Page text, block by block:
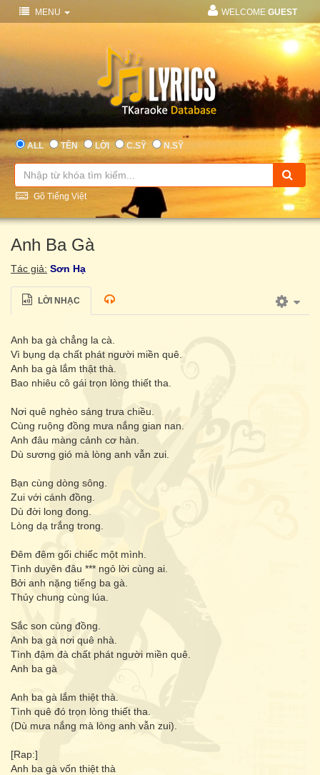
MENU WELCOME GUEST
ALL TÊN LỜI C.SỸ N.SỸ
Gõ Tiếng Việt
Anh Ba Gà
Tác giả: Sơn Hạ
LỜI NHẠC
Anh ba gà chẳng la cà.
Vì bụng dạ chất phát người miền quê.
Anh ba gà lắm thật thà.
Bao nhiêu cô gái trọn lòng thiết tha.
Nơi quê nghèo sáng trưa chiều.
Cùng ruộng đồng mưa nắng gian nan.
Anh đâu màng cảnh cơ hàn.
Dù sương gió mà lòng anh vẫn zui.
Bạn cùng dòng sông.
Zui với cánh đồng.
Dù đời long đong.
Lòng dạ trắng trong.
Đêm đêm gối chiếc một mình.
Tình duyên đâu *** ngỏ lời cùng ai.
Bởi anh nặng tiếng ba gà.
Thủy chung cùng lúa.
Sắc son cùng đồng.
Anh ba gà nơi quê nhà.
Tình đậm đà chất phát người miền quê.
Anh ba gà
Anh ba gà lắm thiệt thà.
Tình quê đó trọn lòng thiết tha.
(Dù mưa nắng mà lòng anh vẫn zui).
[Rap:]
Anh ba gà vốn thiệt thà